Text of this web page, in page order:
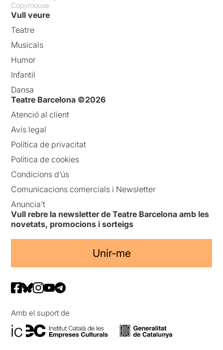
Copymouse
Vull veure
Teatre
Musicals
Humor
Infantil
Dansa
Teatre Barcelona ©2026
Atenció al client
Avís legal
Política de privacitat
Política de cookies
Condicions d’ús
Comunicacions comercials i Newsletter
Anuncia’t
Vull rebre la newsletter de Teatre Barcelona amb les
novetats, promocions i sorteigs
Unir-me
Amb el suport de